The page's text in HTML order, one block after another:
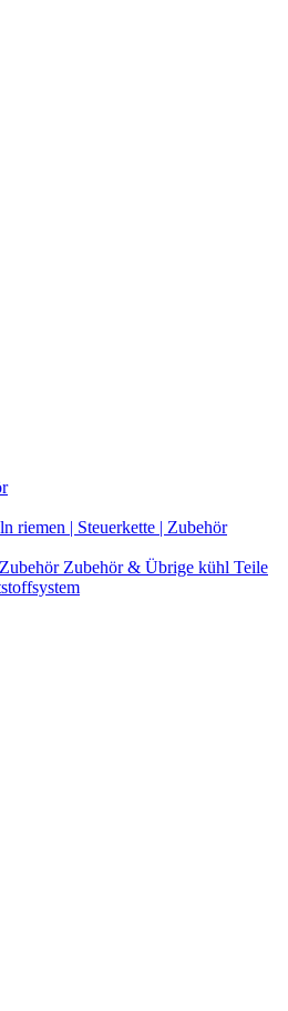
riemen | Steuerkette | Zubehör
Zubehör & Übrige kühl Teile